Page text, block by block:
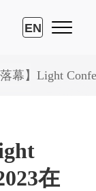
EN
落幕】Light
在